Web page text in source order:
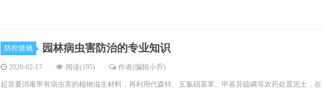
防控措施 园林病虫害防治的专业知识
2020-02-17 阅读(195) 作者(编辑小乔)
起首要消毒带有病虫害的植物滋生材料，再利用代森锌、五氯硝基苯、甲基异硫磷等农药处置泥土，在